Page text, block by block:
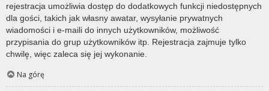
rejestracja umożliwia dostęp do dodatkowych funkcji niedostępnych
dla gości, takich jak własny awatar, wysyłanie prywatnych
wiadomości i e-maili do innych użytkowników, możliwość
przypisania do grup użytkowników itp. Rejestracja zajmuje tylko
chwilę, więc zaleca się jej wykonanie.
Na górę